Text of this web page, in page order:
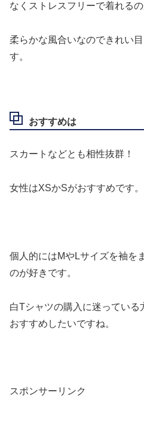
なくストレスフリーで着れるの
柔らかな風合いなのできれい
す。
おすすめは
スカートなどとも相性抜群！
女性はXSかSがおすすめです。
個人的にはMやLサイズを袖を
のが好きです。
白Tシャツの購入に迷っている
おすすめしたいですね。
スポンサーリンク